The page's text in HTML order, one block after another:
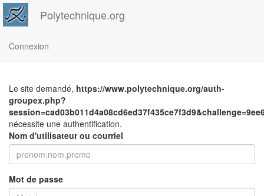
Polytechnique.org
Connexion
Le site demandé, https://www.polytechnique.org/auth-
groupex.php?
nécessite une authentification.
Nom d'utilisateur ou courriel
Mot de passe